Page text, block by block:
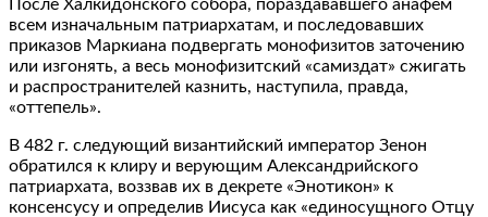
После Халкидонского собора, пораздававшего анафем
всем изначальным патриархатам, и последовавших
приказов Маркиана подвергать монофизитов заточению
или изгонять, а весь монофизитский «самиздат» сжигать
и распространителей казнить, наступила, правда,
«оттепель».
В 482 г. следующий византийский император Зенон
обратился к клиру и верующим Александрийского
патриархата, воззвав их в декрете «Энотикон» к
консенсусу и определив Иисуса как «единосущного Отцу